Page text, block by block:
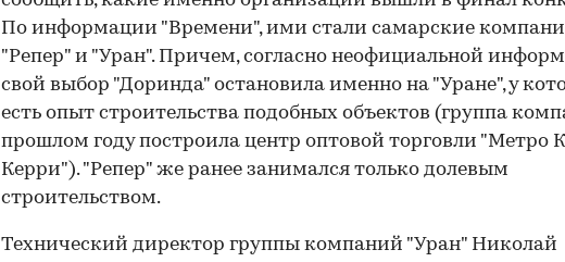
По информации "Времени", ими стали самарские
"Репер" и "Уран". Причем, согласно неофициальной
свой выбор "Доринда" остановила именно на "Уране", у
есть опыт строительства подобных объектов (группа
прошлом году построила центр оптовой торговли "Метро
Керри"). "Репер" же ранее занимался только долевым
строительством.
Технический директор группы компаний "Уран" Николай